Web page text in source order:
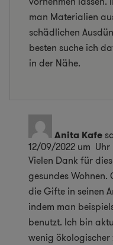
man Materialien
schädlichen
besten suche ich
in der Nähe.
Anita Kafe
12/09/2022 um Uhr
Vielen Dank für
gesundes Wohnen.
die Gifte in seinen
indem man
benutzt. Ich bin
wenig ökologischer